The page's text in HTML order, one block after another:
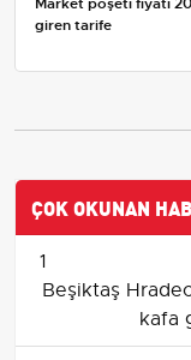
giren tarife
ÇOK OKUNAN
1
Beşiktaş
kafa